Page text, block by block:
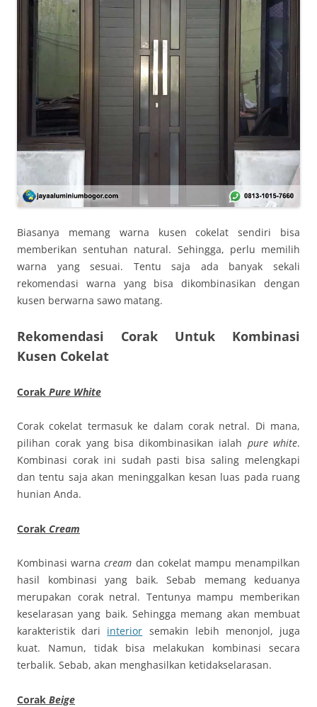
Biasanya memang warna kusen cokelat sendiri bisa
memberikan sentuhan natural. Sehingga, perlu memilih
warna yang sesuai. Tentu saja ada banyak sekali
rekomendasi warna yang bisa dikombinasikan dengan
kusen berwarna sawo matang.
Rekomendasi Corak Untuk Kombinasi
Kusen Cokelat
Corak Pure White
Corak cokelat termasuk ke dalam corak netral. Di mana,
pilihan corak yang bisa dikombinasikan ialah pure white.
Kombinasi corak ini sudah pasti bisa saling melengkapi
dan tentu saja akan meninggalkan kesan luas pada ruang
hunian Anda.
Corak Cream
Kombinasi warnacream dan cokelat mampu menampilkan
hasil kombinasi yang baik. Sebab memang keduanya
merupakan corak netral. Tentunya mampu memberikan
keselarasan yang baik. Sehingga memang akan membuat
karakteristik dari interior semakin lebih menonjol, juga
kuat. Namun, tidak bisa melakukan kombinasi secara
terbalik. Sebab, akan menghasilkan ketidakselarasan.
Corak Beige